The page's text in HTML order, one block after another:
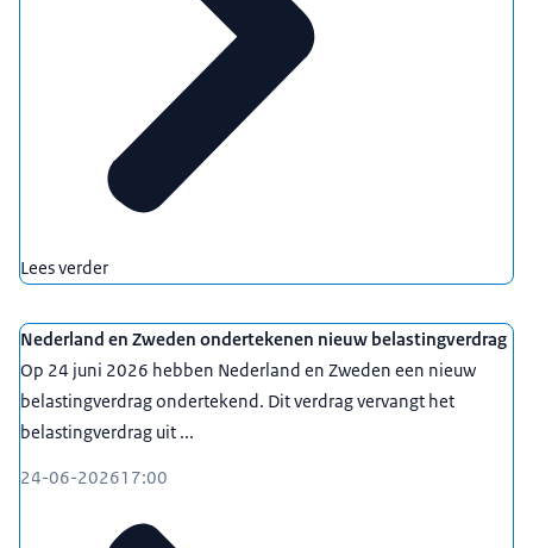
Lees verder
Nederland en Zweden ondertekenen nieuw belastingverdrag
Op 24 juni 2026 hebben Nederland en Zweden een nieuw
belastingverdrag ondertekend. Dit verdrag vervangt het
belastingverdrag uit ...
24-06-202617:00